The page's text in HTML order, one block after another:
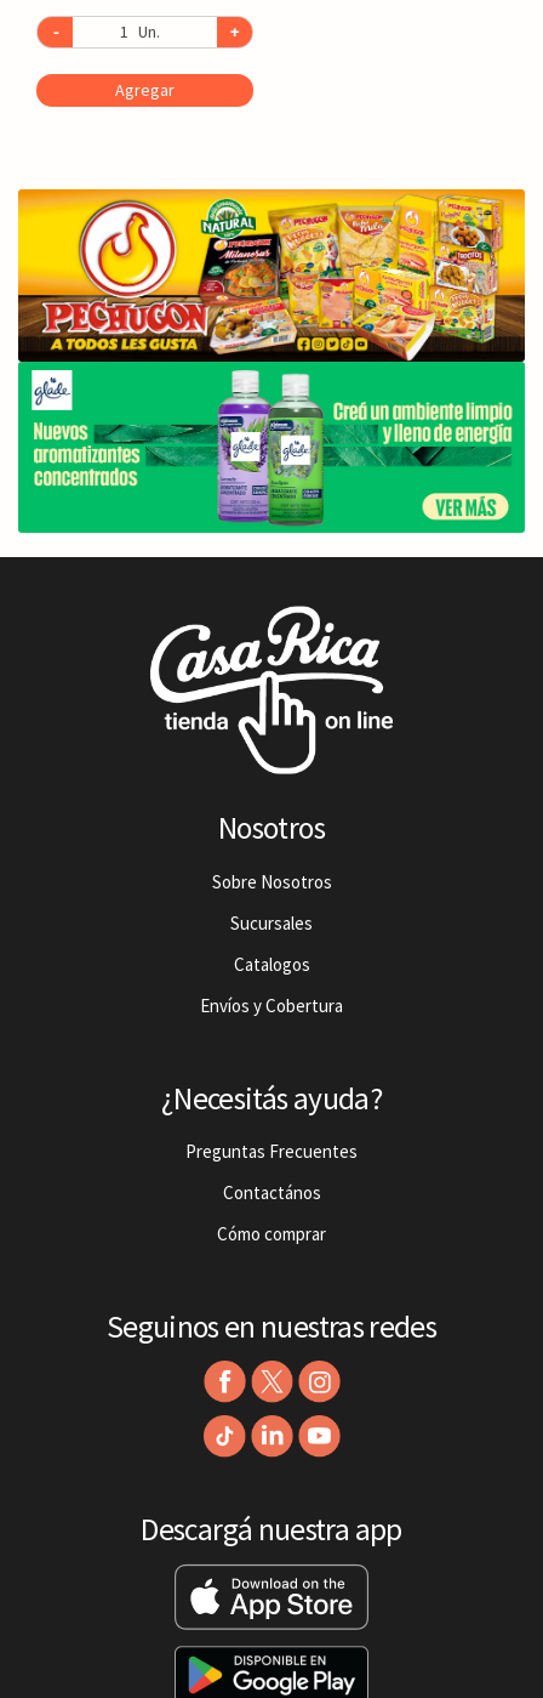
- Un. +
Agregar
Nosotros
Sobre Nosotros
Sucursales
Catalogos
Envíos y Cobertura
¿Necesitás ayuda?
Preguntas Frecuentes
Contactános
Cómo comprar
Seguinos en nuestras redes
Descargá nuestra app